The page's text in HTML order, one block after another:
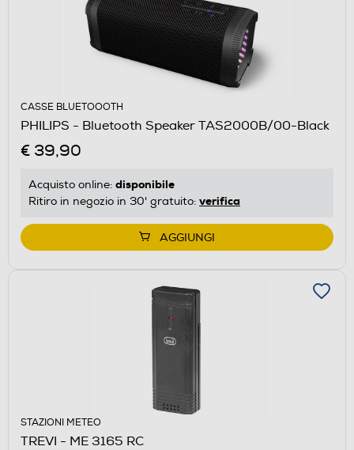
CASSE BLUETOOOTH
PHILIPS - Bluetooth Speaker TAS2000B/00-Black
€ 39,90
Acquisto online: disponibile
Ritiro in negozio in 30' gratuito: verifica
AGGIUNGI
STAZIONI METEO
TREVI - ME 3165 RC